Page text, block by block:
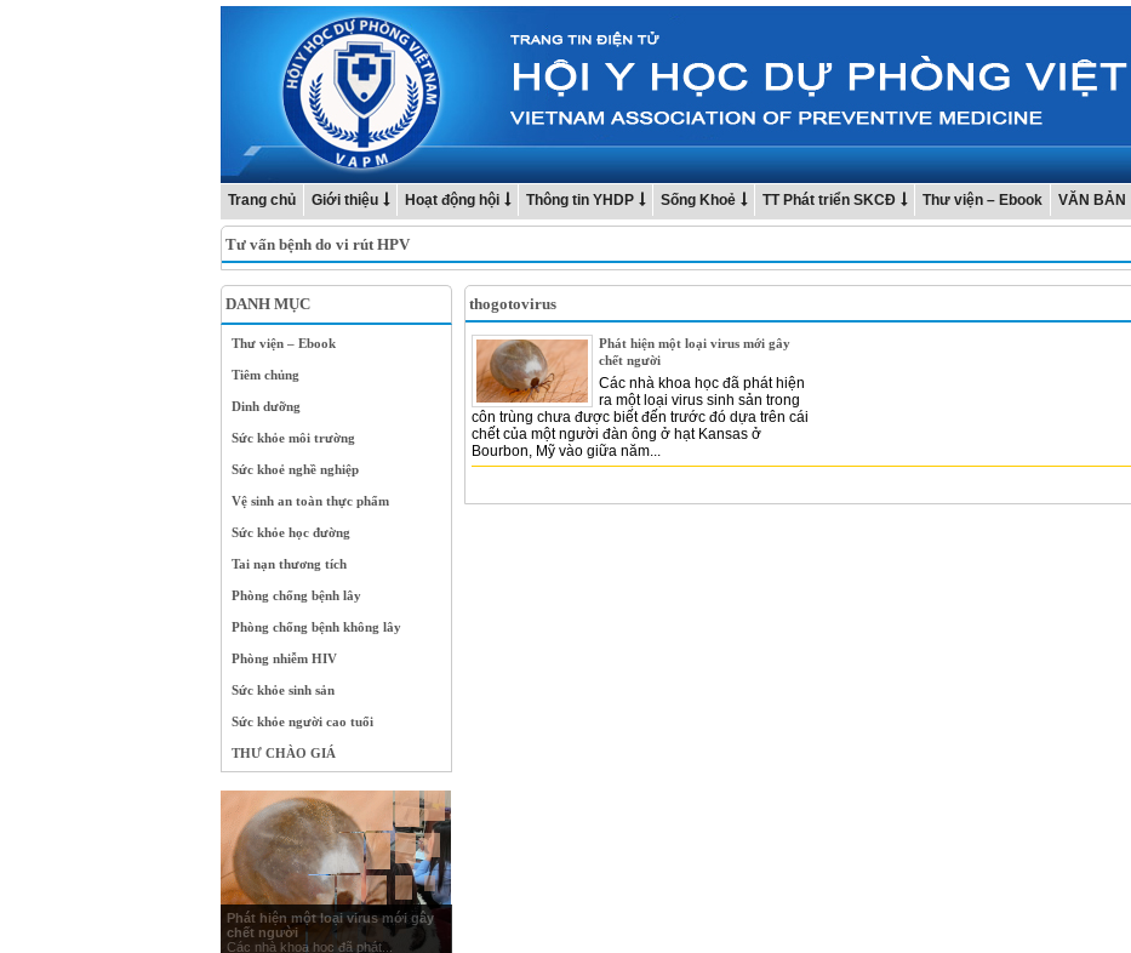
Trang chủ Giới thiệu Hoạt động hội Thông tin YHDP Sống Khoẻ TT Phát triển SKCĐ Thư viện – Ebook VĂN BẢN
Tư vấn bệnh do vi rút HPV
DANH MỤC
Thư viện – Ebook
Tiêm chủng
Dinh dưỡng
Sức khỏe môi trường
Sức khoẻ nghề nghiệp
Vệ sinh an toàn thực phẩm
Sức khỏe học đường
Tai nạn thương tích
Phòng chống bệnh lây
Phòng chống bệnh không lây
Phòng nhiễm HIV
Sức khỏe sinh sản
Sức khỏe người cao tuổi
THƯ CHÀO GIÁ
Phát hiện một loại virus mới gây
chết người
Các nhà khoa học đã phát...
thogotovirus
Phát hiện một loại virus mới gây
chết người
Các nhà khoa học đã phát hiện
ra một loại virus sinh sản trong
côn trùng chưa được biết đến trước đó dựa trên cái
chết của một người đàn ông ở hạt Kansas ở
Bourbon, Mỹ vào giữa năm...